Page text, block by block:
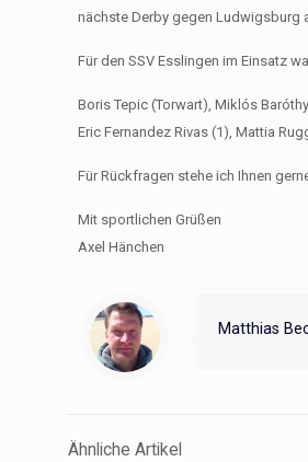
nächste Derby gegen Ludwigsburg
Für den SSV Esslingen im Einsatz
Boris Tepic (Torwart), Miklós
Eric Fernandez Rivas (1), Mattia
Für Rückfragen stehe ich Ihnen
Mit sportlichen Grüßen
Axel Hänchen
Matthias
Ähnliche Artikel